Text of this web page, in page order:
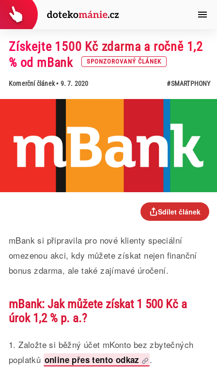
Získejte 1500 Kč zdarma a ročně 1,2
% od mBank
SPONZOROVANÝ ČLÁNEK
Komerční článek• 9. 7. 2020 #SMARTPHONY
Sdílet článek
mBank si připravila pro nové klienty speciální
omezenou akci, kdy můžete získat nejen finanční
bonus zdarma, ale také zajímavé úročení.
mBank: Jak můžete získat 1 500 Kč a
úrok 1,2 % p. a.?
1. Založte si běžný účet mKonto bez zbytečných
poplatků online přes tento odkaz .